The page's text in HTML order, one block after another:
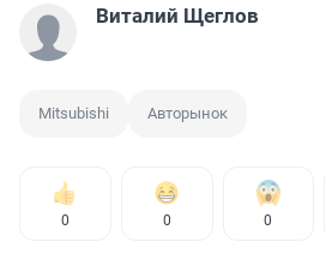
Виталий Щеглов
Mitsubishi Авторынок
0 0 0